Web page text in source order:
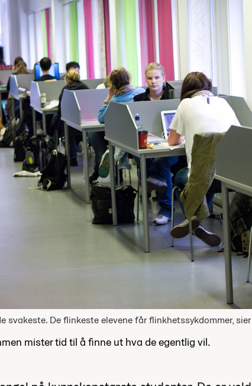
svakeste. De flinkeste elevene får flinkhetssykdommer,
mister tid til å finne ut hva de egentlig vil.